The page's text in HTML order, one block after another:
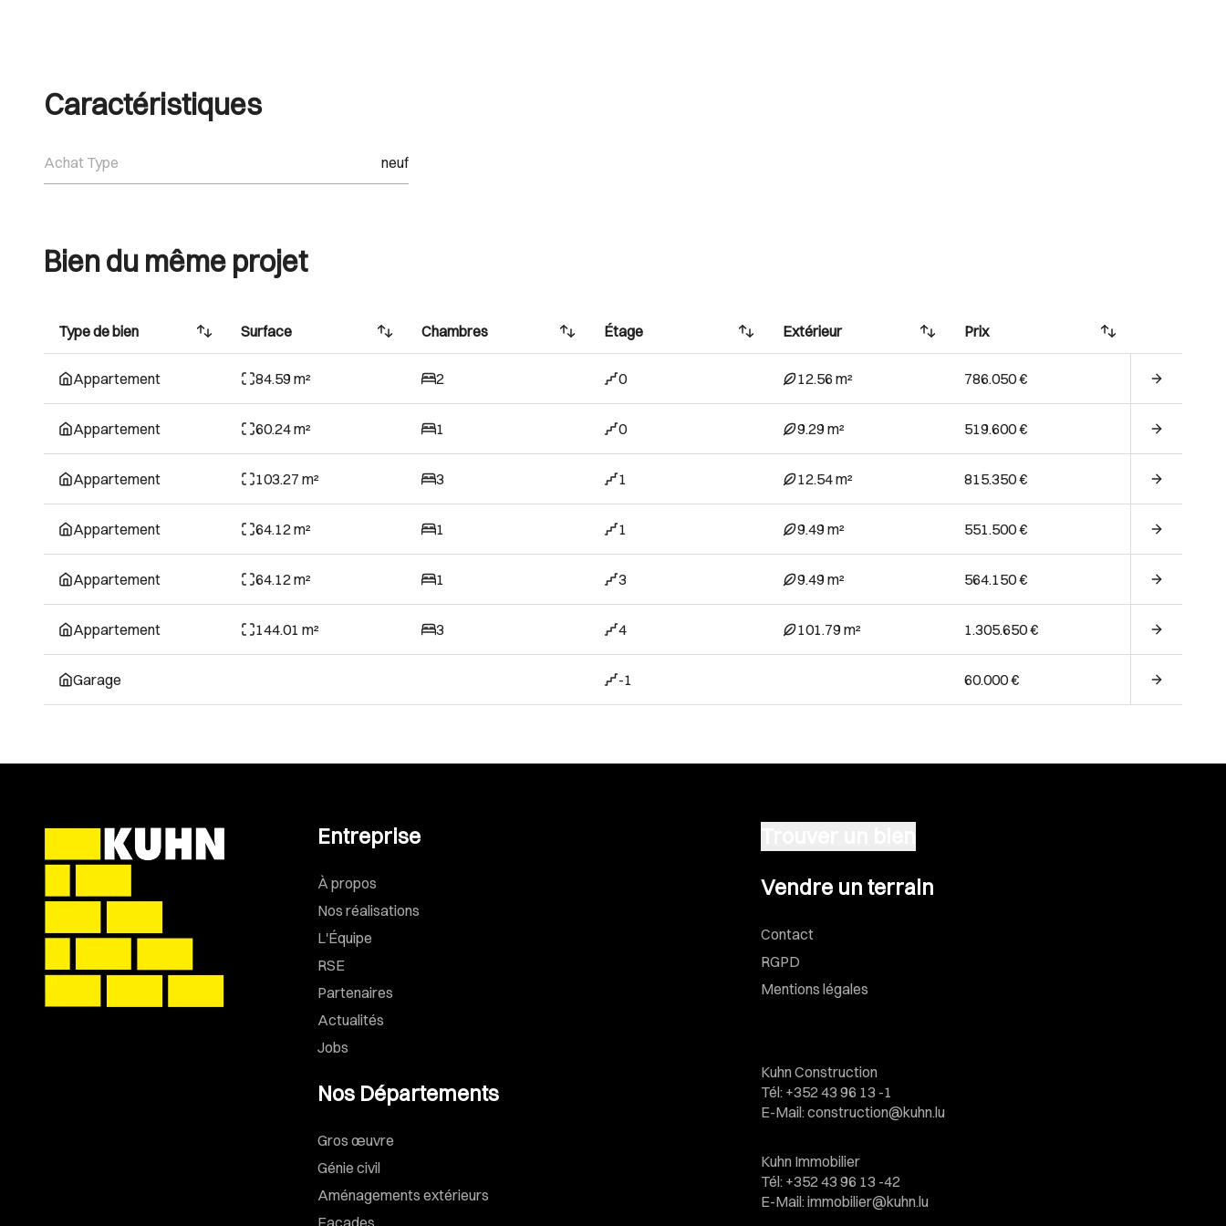
Caractéristiques
Achat Type neuf
Bien du même projet
Type de bien Surface Chambres Étage Extérieur Prix
Appartement 84.59 m² 2 0 12.56 m² 786.050 €
Appartement 60.24 m² 1 0 9.29 m² 519.600 €
Appartement 103.27 m² 3 1 12.54 m² 815.350 €
Appartement 64.12 m² 1 1 9.49 m² 551.500 €
Appartement 64.12 m² 1 3 9.49 m² 564.150 €
Appartement 144.01 m² 3 4 101.79 m² 1.305.650 €
Garage -1 60.000 €
Entreprise
À propos
Nos réalisations
L'Équipe
RSE
Partenaires
Actualités
Jobs
Nos Départements
Gros œuvre
Génie civil
Aménagements extérieurs
Façades
Vendre un terrain
Contact
RGPD
Mentions légales
Kuhn Construction
Tél: +352 43 96 13 -1
E-Mail: construction@kuhn.lu
Kuhn Immobilier
Tél: +352 43 96 13 -42
E-Mail: immobilier@kuhn.lu